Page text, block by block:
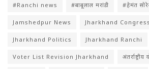
#Ranchi news #बाबूलाल मरांडी #हेमंत
Jamshedpur News Jharkhand Congress
Jharkhand Politics Jharkhand Ranchi
Voter List Revision Jharkhand